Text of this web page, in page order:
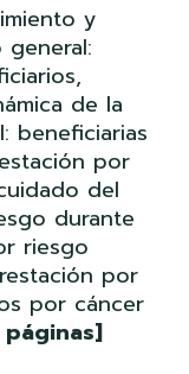
y
de la
beneficiarias
por
del
durante
riesgo
por
por cáncer
páginas]